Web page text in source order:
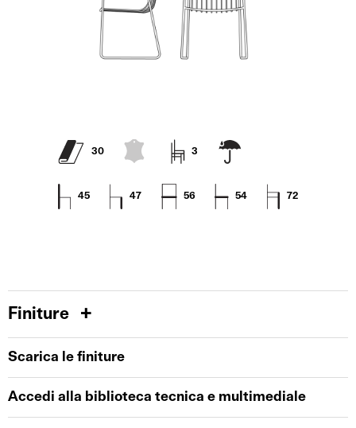
30 3
45 47 56 54 72
Finiture
Scarica le finiture
Accedi alla biblioteca tecnica e multimediale